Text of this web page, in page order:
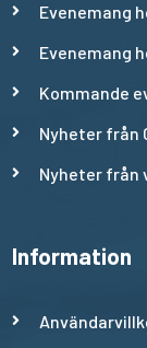
Evenemang
Evenemang
Kommande
Nyheter från
Nyheter från
Information